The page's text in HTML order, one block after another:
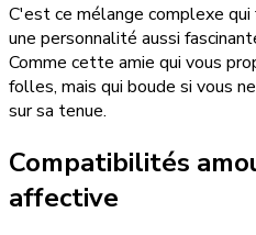
C'est ce mélange complexe
une personnalité aussi
Comme cette amie qui vous
folles, mais qui boude si vous
sur sa tenue.
Compatibilités
affective